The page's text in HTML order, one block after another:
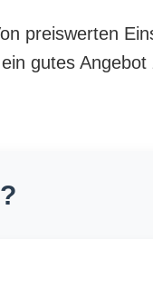
preiswerten
gutes Angebot